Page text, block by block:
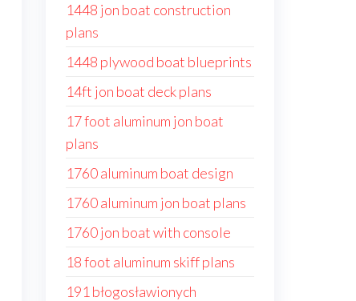
1448 jon boat construction
plans
1448 plywood boat blueprints
14ft jon boat deck plans
17 foot aluminum jon boat
plans
1760 aluminum boat design
1760 aluminum jon boat plans
1760 jon boat with console
18 foot aluminum skiff plans
191 błogosławionych